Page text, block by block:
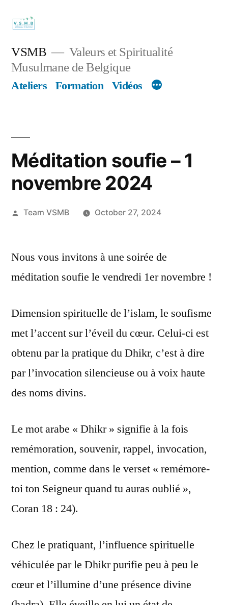
content
VSMB
Valeurs et Spiritualité
Musulmane de Belgique
Ateliers Formation Vidéos
Méditation soufie – 1
novembre 2024
Posted
Team VSMB October 27, 2024
Nous vous invitons à une soirée de
méditation soufie le vendredi 1er novembre !
Dimension spirituelle de l’islam, le soufisme
met l’accent sur l’éveil du cœur. Celui-ci est
obtenu par la pratique du Dhikr, c’est à dire
par l’invocation silencieuse ou à voix haute
des noms divins.
Le mot arabe « Dhikr » signifie à la fois
remémoration, souvenir, rappel, invocation,
mention, comme dans le verset « remémore-
toi ton Seigneur quand tu auras oublié »,
Coran 18 : 24).
Chez le pratiquant, l’influence spirituelle
véhiculée par le Dhikr purifie peu à peu le
cœur et l’illumine d’une présence divine